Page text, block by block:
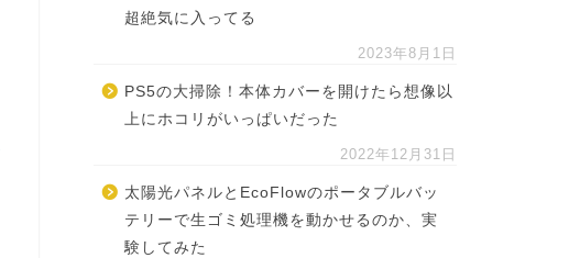
超絶気に入ってる
2023年8月1日
PS5の大掃除！本体カバーを開けたら想像以
上にホコリがいっぱいだった
2022年12月31日
太陽光パネルとEcoFlowのポータブルバッ
テリーで生ゴミ処理機を動かせるのか、実
験してみた